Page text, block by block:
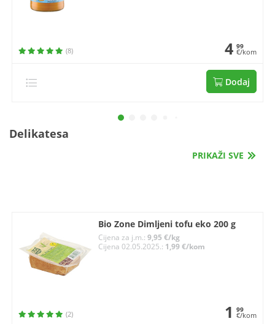
(8) 4 99
€/kom
Dodaj
Delikatesa
PRIKAŽI SVE
Bio Zone Dimljeni tofu eko 200 g
Cijena za j.m.:9,95 €/kg
Cijena 02.05.2025.: 1,99 €/kom
(2) 1 99
€/kom